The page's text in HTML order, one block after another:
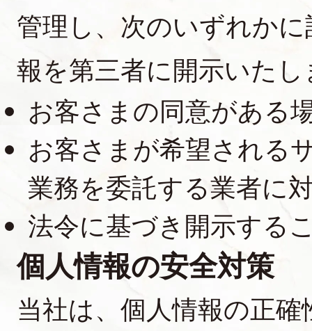
管理し、次のいずれか
報を第三者に開示いた
お客さまの同意がある
お客さまが希望される
業務を委託する業者に
法令に基づき開示する
個人情報の安全対策
当社は、個人情報の正